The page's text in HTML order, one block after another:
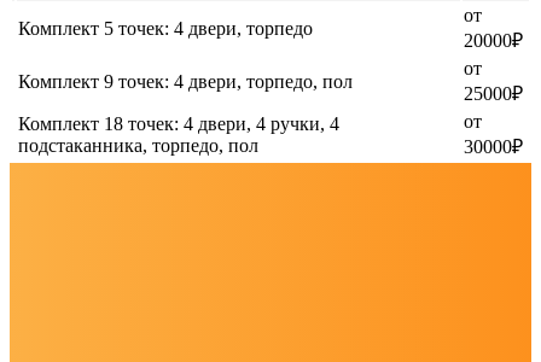
Комплект 5 точек: 4 двери, торпедо
от
20000₽
Комплект 9 точек: 4 двери, торпедо, пол
от
25000₽
Комплект 18 точек: 4 двери, 4 ручки, 4
подстаканника, торпедо, пол
от
30000₽